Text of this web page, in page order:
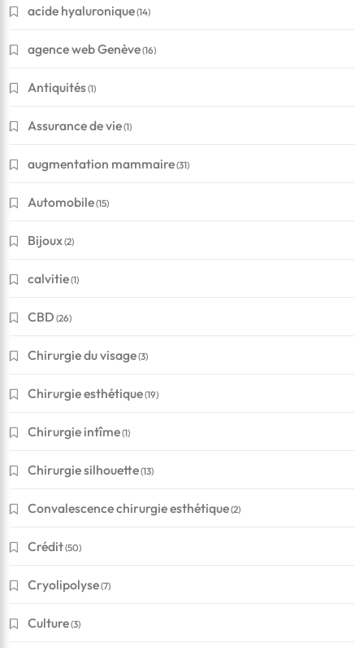
acide hyaluronique(14)
agence web Genève(16)
Antiquités(1)
Assurance de vie(1)
augmentation mammaire(31)
Automobile(15)
Bijoux(2)
calvitie(1)
CBD (26)
Chirurgie du visage(3)
Chirurgie esthétique(19)
Chirurgie intîme(1)
Chirurgie silhouette(13)
Convalescence chirurgie esthétique(2)
Crédit(50)
Cryolipolyse(7)
Culture(3)